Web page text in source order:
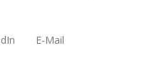
E-Mail